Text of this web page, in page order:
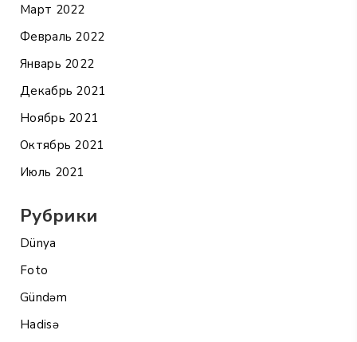
Март 2022
Февраль 2022
Январь 2022
Декабрь 2021
Ноябрь 2021
Октябрь 2021
Июль 2021
Рубрики
Dünya
Foto
Gündəm
Hadisə